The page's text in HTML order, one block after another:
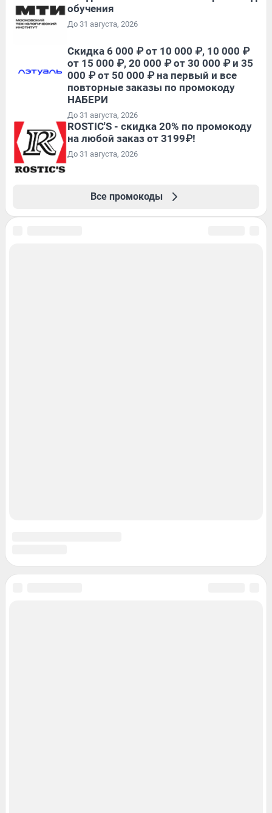
обучения
До 31 августа, 2026
Скидка 6 000 ₽ от 10 000 ₽, 10 000 ₽
от 15 000 ₽, 20 000 ₽ от 30 000 ₽ и 35
000 ₽ от 50 000 ₽ на первый и все
повторные заказы по промокоду
НАБЕРИ
До 31 августа, 2026
ROSTIC'S - скидка 20% по промокоду
на любой заказ от 3199₽!
До 31 августа, 2026
Все промокоды